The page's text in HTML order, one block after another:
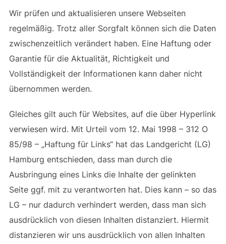
Wir prüfen und aktualisieren unsere Webseiten
regelmäßig. Trotz aller Sorgfalt können sich die Daten
zwischenzeitlich verändert haben. Eine Haftung oder
Garantie für die Aktualität, Richtigkeit und
Vollständigkeit der Informationen kann daher nicht
übernommen werden.
Gleiches gilt auch für Websites, auf die über Hyperlink
verwiesen wird. Mit Urteil vom 12. Mai 1998 – 312 O
85/98 – „Haftung für Links“ hat das Landgericht (LG)
Hamburg entschieden, dass man durch die
Ausbringung eines Links die Inhalte der gelinkten
Seite ggf. mit zu verantworten hat. Dies kann – so das
LG – nur dadurch verhindert werden, dass man sich
ausdrücklich von diesen Inhalten distanziert. Hiermit
distanzieren wir uns ausdrücklich von allen Inhalten